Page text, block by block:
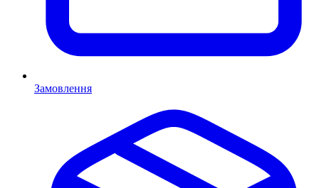
Замовлення